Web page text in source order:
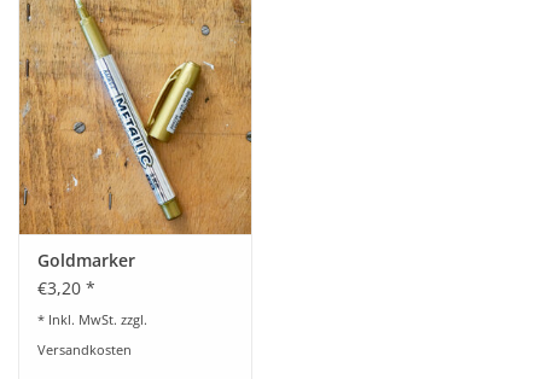
Goldmarker
€3,20 *
* Inkl. MwSt. zzgl.
Versandkosten